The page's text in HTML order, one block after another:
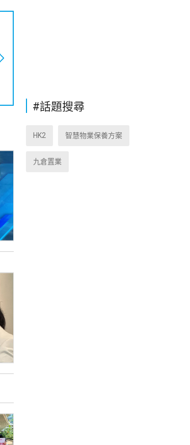
#話題搜尋
HK2 智慧物業保養方案
九倉置業